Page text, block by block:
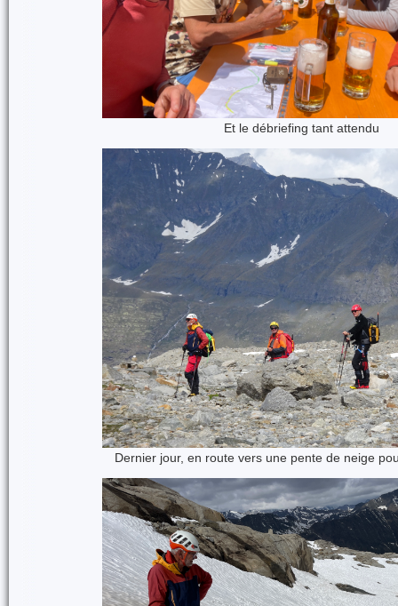
Et le débriefing tant attendu
Dernier jour, en route vers une pente de neige